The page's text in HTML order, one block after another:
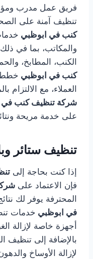
فريق عمل مدرب
تنظيف آمنة على
كنب في ابوظبي
والمكاتب، بما في
الكنب، المطابخ،
كنب في ابوظبي خطط
العملاء، مع الالتزام
شركة تنظيف كنب في
على خدمة مريحة
تنظيف ستائر
إذا كنت بحاجة إلى
فإن الاعتماد على
المحترفة يوفر لك
في ابوظبي خدمات
أجهزة خاصة لإزالة
بالإضافة إلى تنظيف
لإزالة الأوساخ